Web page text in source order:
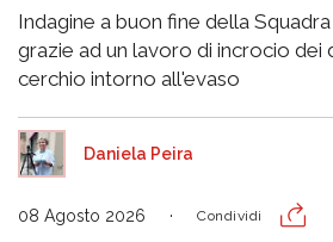
Indagine a buon fine della
grazie ad un lavoro di incrocio dei
cerchio intorno all'evaso
Daniela Peira
08 Agosto 2026 Condividi